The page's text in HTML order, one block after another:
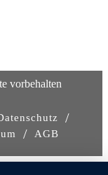
vorbehalten
/
/ AGB